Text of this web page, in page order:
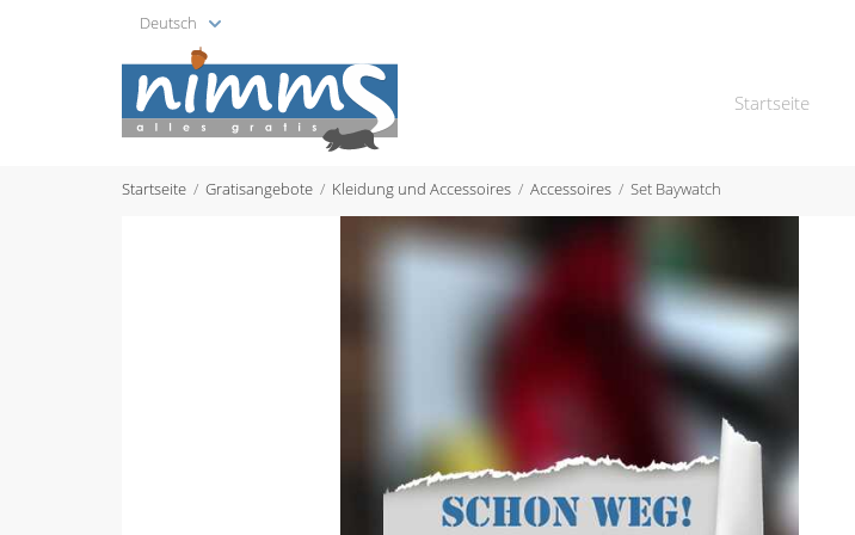
Deutsch
Startseite
Startseite Gratisangebote Kleidung und Accessoires Accessoires Set Baywatch